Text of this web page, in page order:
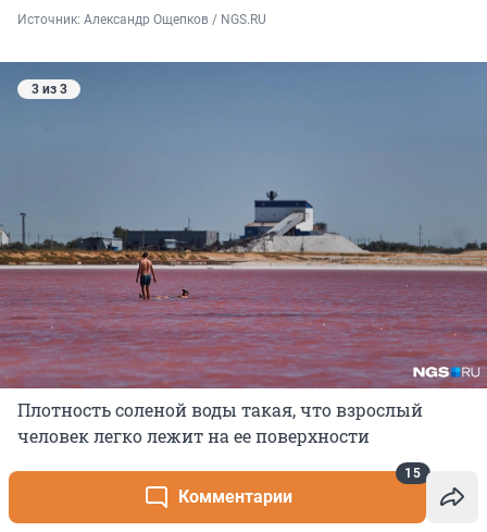
Комментарии
15
Источник: Александр Ощепков / NGS.RU
3 из 3
Плотность соленой воды такая, что взрослый
человек легко лежит на ее поверхности
Знаменитые рельсы начали прокладывать в 1930-